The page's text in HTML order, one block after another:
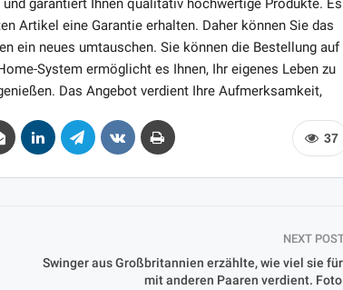
garantiert Ihnen qualitativ hochwertige Produkte. Es
Artikel eine Garantie erhalten. Daher können Sie das
ein neues umtauschen. Sie können die Bestellung auf
System ermöglicht es Ihnen, Ihr eigenes Leben zu
Das Angebot verdient Ihre Aufmerksamkeit,
37
NEXT
Swinger aus Großbritannien erzählte, wie viel sie für
mit anderen Paaren verdient.